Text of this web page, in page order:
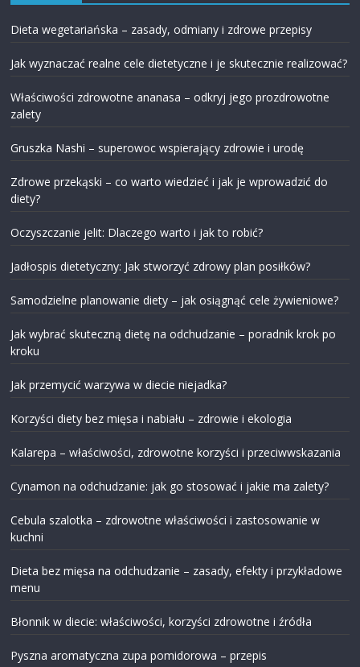
Dieta wegetariańska – zasady, odmiany i zdrowe przepisy
Jak wyznaczać realne cele dietetyczne i je skutecznie realizować?
Właściwości zdrowotne ananasa – odkryj jego prozdrowotne
zalety
Gruszka Nashi – superowoc wspierający zdrowie i urodę
Zdrowe przekąski – co warto wiedzieć i jak je wprowadzić do
diety?
Oczyszczanie jelit: Dlaczego warto i jak to robić?
Jadłospis dietetyczny: Jak stworzyć zdrowy plan posiłków?
Samodzielne planowanie diety – jak osiągnąć cele żywieniowe?
Jak wybrać skuteczną dietę na odchudzanie – poradnik krok po
kroku
Jak przemycić warzywa w diecie niejadka?
Korzyści diety bez mięsa i nabiału – zdrowie i ekologia
Kalarepa – właściwości, zdrowotne korzyści i przeciwwskazania
Cynamon na odchudzanie: jak go stosować i jakie ma zalety?
Cebula szalotka – zdrowotne właściwości i zastosowanie w
kuchni
Dieta bez mięsa na odchudzanie – zasady, efekty i przykładowe
menu
Błonnik w diecie: właściwości, korzyści zdrowotne i źródła
Pyszna aromatyczna zupa pomidorowa – przepis